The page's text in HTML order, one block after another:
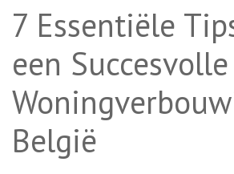
7 Essentiële
een Succesvolle
België